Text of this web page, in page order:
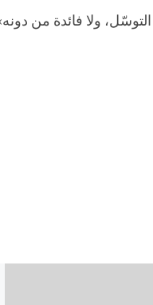
ولا فائدة من